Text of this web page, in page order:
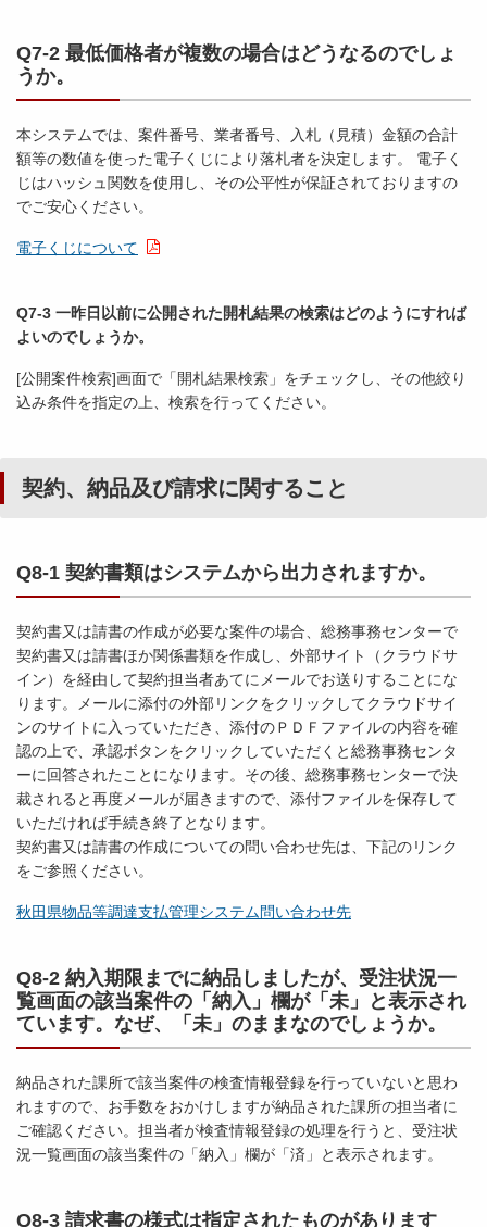
Q7-2 最低価格者が複数の場合はどうなるのでしょ
うか。
本システムでは、案件番号、業者番号、入札（見積）金額の合計
額等の数値を使った電子くじにより落札者を決定します。 電子く
じはハッシュ関数を使用し、その公平性が保証されておりますの
でご安心ください。
電子くじについて
Q7-3 一昨日以前に公開された開札結果の検索はどのようにすれば
よいのでしょうか。
[公開案件検索]画面で「開札結果検索」をチェックし、その他絞り
込み条件を指定の上、検索を行ってください。
契約、納品及び請求に関すること
Q8-1 契約書類はシステムから出力されますか。
契約書又は請書の作成が必要な案件の場合、総務事務センターで
契約書又は請書ほか関係書類を作成し、外部サイト（クラウドサ
イン）を経由して契約担当者あてにメールでお送りすることにな
ります。メールに添付の外部リンクをクリックしてクラウドサイ
ンのサイトに入っていただき、添付のＰＤＦファイルの内容を確
認の上で、承認ボタンをクリックしていただくと総務事務センタ
ーに回答されたことになります。その後、総務事務センターで決
裁されると再度メールが届きますので、添付ファイルを保存して
いただければ手続き終了となります。
契約書又は請書の作成についての問い合わせ先は、下記のリンク
をご参照ください。
秋田県物品等調達支払管理システム問い合わせ先
Q8-2 納入期限までに納品しましたが、受注状況一
覧画面の該当案件の「納入」欄が「未」と表示され
ています。なぜ、「未」のままなのでしょうか。
納品された課所で該当案件の検査情報登録を行っていないと思わ
れますので、お手数をおかけしますが納品された課所の担当者に
ご確認ください。担当者が検査情報登録の処理を行うと、受注状
況一覧画面の該当案件の「納入」欄が「済」と表示されます。
Q8-3 請求書の様式は指定されたものがあります